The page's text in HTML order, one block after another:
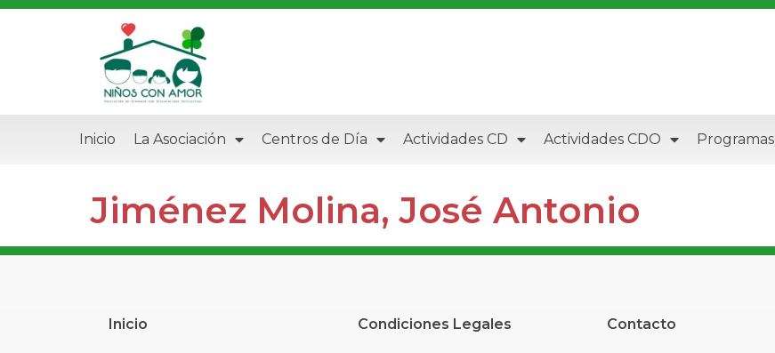
Inicio La Asociación Centros de Día Actividades CD Actividades CDO Programas
Jiménez Molina, José Antonio
Inicio Condiciones Legales Contacto